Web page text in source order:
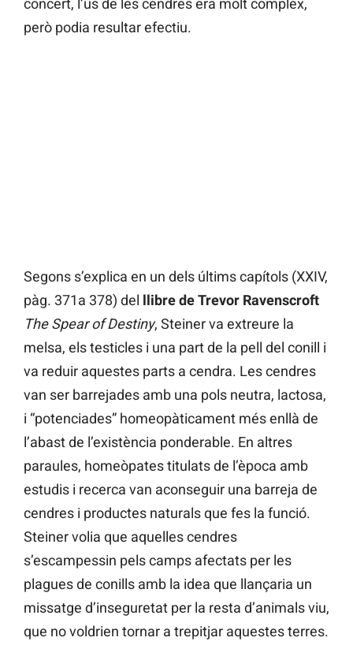
però podia resultar efectiu.
Segons s’explica en un dels últims capítols (XXIV,
pàg. 371a 378) del llibre de Trevor Ravenscroft
The Spear of Destiny, Steiner va extreure la
melsa, els testicles i una part de la pell del conill i
va reduir aquestes parts a cendra. Les cendres
van ser barrejades amb una pols neutra, lactosa,
i “potenciades” homeopàticament més enllà de
l’abast de l’existència ponderable. En altres
paraules, homeòpates titulats de l’època amb
estudis i recerca van aconseguir una barreja de
cendres i productes naturals que fes la funció.
Steiner volia que aquelles cendres
s’escampessin pels camps afectats per les
plagues de conills amb la idea que llançaria un
missatge d’inseguretat per la resta d’animals viu,
que no voldrien tornar a trepitjar aquestes terres.